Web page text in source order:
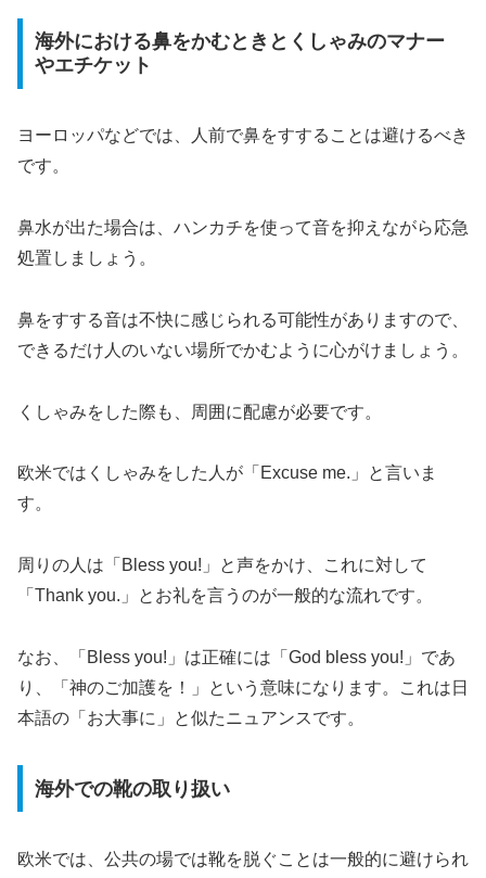
海外における鼻をかむときとくしゃみのマナー
やエチケット
ヨーロッパなどでは、人前で鼻をすすることは避けるべき
です。
鼻水が出た場合は、ハンカチを使って音を抑えながら応急
処置しましょう。
鼻をすする音は不快に感じられる可能性がありますので、
できるだけ人のいない場所でかむように心がけましょう。
くしゃみをした際も、周囲に配慮が必要です。
欧米ではくしゃみをした人が「Excuse me.」と言いま
す。
周りの人は「Bless you!」と声をかけ、これに対して
「Thank you.」とお礼を言うのが一般的な流れです。
なお、「Bless you!」は正確には「God bless you!」であ
り、「神のご加護を！」という意味になります。これは日
本語の「お大事に」と似たニュアンスです。
海外での靴の取り扱い
欧米では、公共の場では靴を脱ぐことは一般的に避けられ